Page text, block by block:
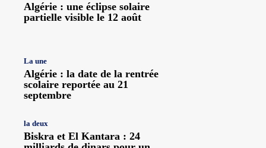
Algérie : une éclipse solaire
partielle visible le 12 août
La une
Algérie : la date de la rentrée
scolaire reportée au 21
septembre
la deux
Biskra et El Kantara : 24